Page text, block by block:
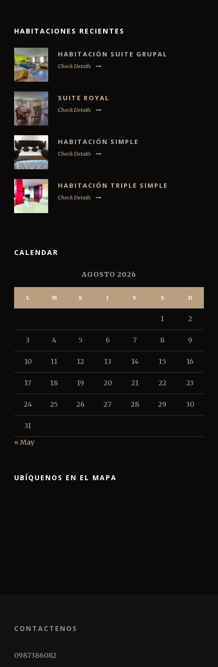
HABITACIONES RECIENTES
HABITACIÓN SUITE GRUPAL
Check Details
SUITE ROYAL
Check Details
HABITACIÓN SIMPLE
Check Details
HABITACIÓN TRIPLE SIMPLE
Check Details
CALENDAR
AGOSTO 2026
L M X J V S D
1 2
3 4 5 6 7 8 9
10 11 12 13 14 15 16
17 18 19 20 21 22 23
24 25 26 27 28 29 30
31
« May
UBÍQUENOS EN EL MAPA
CONTACTENOS
0987386082